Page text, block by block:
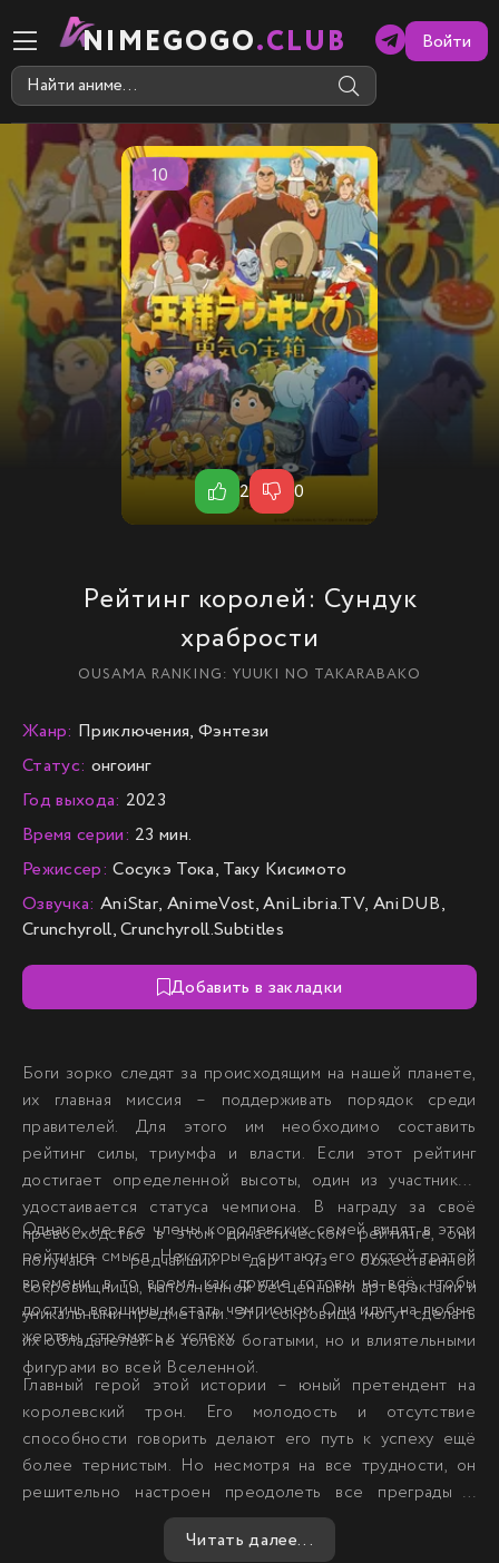
NIMEGOGO.CLUB Войти
Рейтинг королей: Сундук
храбрости
OUSAMA RANKING: YUUKI NO TAKARABAKO
10
2 0
Жанр: Приключения, Фэнтези
Статус: онгоинг
Год выхода: 2023
Время серии: 23 мин.
Режиссер: Сосукэ Тока, Таку Кисимото
Озвучка: AniStar, AnimeVost, AniLibria.TV, AniDUB,
Crunchyroll, Crunchyroll.Subtitles
Добавить в закладки
Боги зорко следят за происходящим на нашей планете,
их главная миссия – поддерживать порядок среди
правителей. Для этого им необходимо составить
рейтинг силы, триумфа и власти. Если этот рейтинг
достигает определенной высоты, один из участников
удостаивается статуса чемпиона. В награду за своё
превосходство в этом династическом рейтинге, они
получают редчайший дар из божественной
сокровищницы, наполненной бесценными артефактами и
уникальными предметами. Эти сокровища могут сделать
их обладателей не только богатыми, но и влиятельными
фигурами во всей Вселенной.
Однако, не все члены королевских семей видят в этом
рейтинге смысл. Некоторые считают его пустой тратой
времени, в то время как другие готовы на всё, чтобы
достичь вершины и стать чемпионом. Они идут на любые
жертвы, стремясь к успеху.
Главный герой этой истории – юный претендент на
королевский трон. Его молодость и отсутствие
способности говорить делают его путь к успеху ещё
более тернистым. Но несмотря на все трудности, он
решительно настроен преодолеть все преграды и
доказать, что достоин быть королём.
Читать далее...